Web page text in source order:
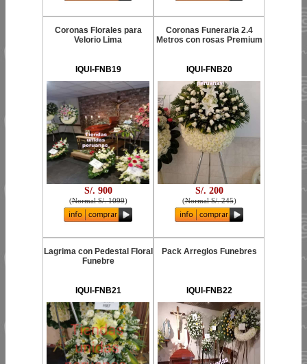
Coronas Florales para
Velorio Lima
IQUI-FNB19
S/. 900
(Normal S/. 1099)
Coronas Funeraria 2.4
Metros con rosas Premium
IQUI-FNB20
S/. 200
(Normal S/. 245)
Lagrima con Pedestal Floral
Funebre
IQUI-FNB21
Pack Arreglos Funebres
IQUI-FNB22